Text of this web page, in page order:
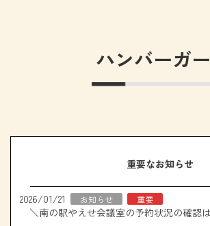
ハンバーガー
重要なお知らせ
2026/01/21 お知らせ 重要